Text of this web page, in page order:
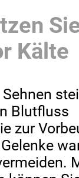
Kälte
Blutfluss
zur